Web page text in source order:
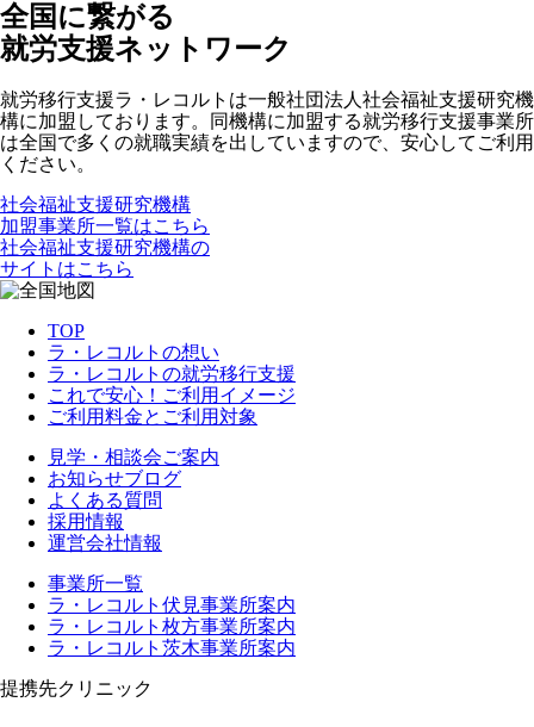
全国に繋がる
就労支援ネットワーク
就労移行支援ラ・レコルトは一般社団法人社会福祉支援研究機
構に加盟しております。同機構に加盟する就労移行支援事業所
は全国で多くの就職実績を出していますので、安心してご利用
ください。
社会福祉支援研究機構
加盟事業所一覧はこちら
社会福祉支援研究機構の
サイトはこちら
TOP
ラ・レコルトの想い
ラ・レコルトの就労移行支援
これで安心！ご利用イメージ
ご利用料金とご利用対象
見学・相談会ご案内
お知らせブログ
よくある質問
採用情報
運営会社情報
事業所一覧
ラ・レコルト伏見事業所案内
ラ・レコルト枚方事業所案内
ラ・レコルト茨木事業所案内
提携先クリニック